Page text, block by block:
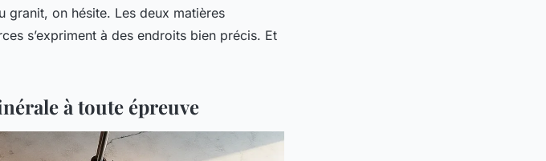
granit, on hésite. Les deux matières
s’expriment à des endroits bien précis. Et
à toute épreuve